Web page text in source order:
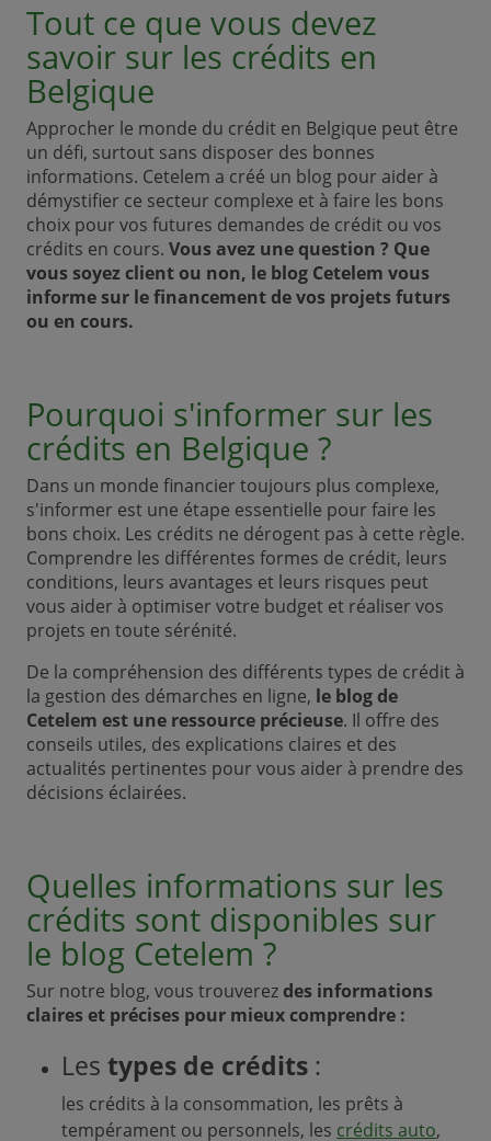
Tout ce que vous devez
savoir sur les crédits en
Belgique
Approcher le monde du crédit en Belgique peut être
un défi, surtout sans disposer des bonnes
informations. Cetelem a créé un blog pour aider à
démystifier ce secteur complexe et à faire les bons
choix pour vos futures demandes de crédit ou vos
crédits en cours. Vous avez une question ? Que
vous soyez client ou non, le blog Cetelem vous
informe sur le financement de vos projets futurs
ou en cours.
Pourquoi s'informer sur les
crédits en Belgique ?
Dans un monde financier toujours plus complexe,
s'informer est une étape essentielle pour faire les
bons choix. Les crédits ne dérogent pas à cette règle.
Comprendre les différentes formes de crédit, leurs
conditions, leurs avantages et leurs risques peut
vous aider à optimiser votre budget et réaliser vos
projets en toute sérénité.
De la compréhension des différents types de crédit à
la gestion des démarches en ligne, le blog de
Cetelem est une ressource précieuse. Il offre des
conseils utiles, des explications claires et des
actualités pertinentes pour vous aider à prendre des
décisions éclairées.
Quelles informations sur les
crédits sont disponibles sur
le blog Cetelem ?
Sur notre blog, vous trouverez des informations
claires et précises pour mieux comprendre :
Les types de crédits :
les crédits à la consommation, les prêts à
tempérament ou personnels, les crédits auto,